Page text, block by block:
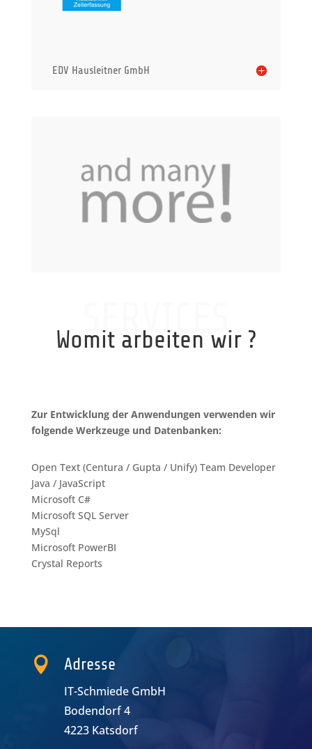
EDV Hausleitner GmbH
SERVICES
Womit arbeiten wir ?
Zur Entwicklung der Anwendungen verwenden wir
folgende Werkzeuge und Datenbanken:
Open Text (Centura / Gupta / Unify) Team Developer
Java / JavaScript
Microsoft C#
Microsoft SQL Server
MySql
Microsoft PowerBI
Crystal Reports
 Adresse
IT-Schmiede GmbH
Bodendorf 4
4223 Katsdorf